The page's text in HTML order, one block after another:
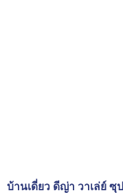
บ้านเดี่ยว ดีญ่า วาเล่ย์ ซุ